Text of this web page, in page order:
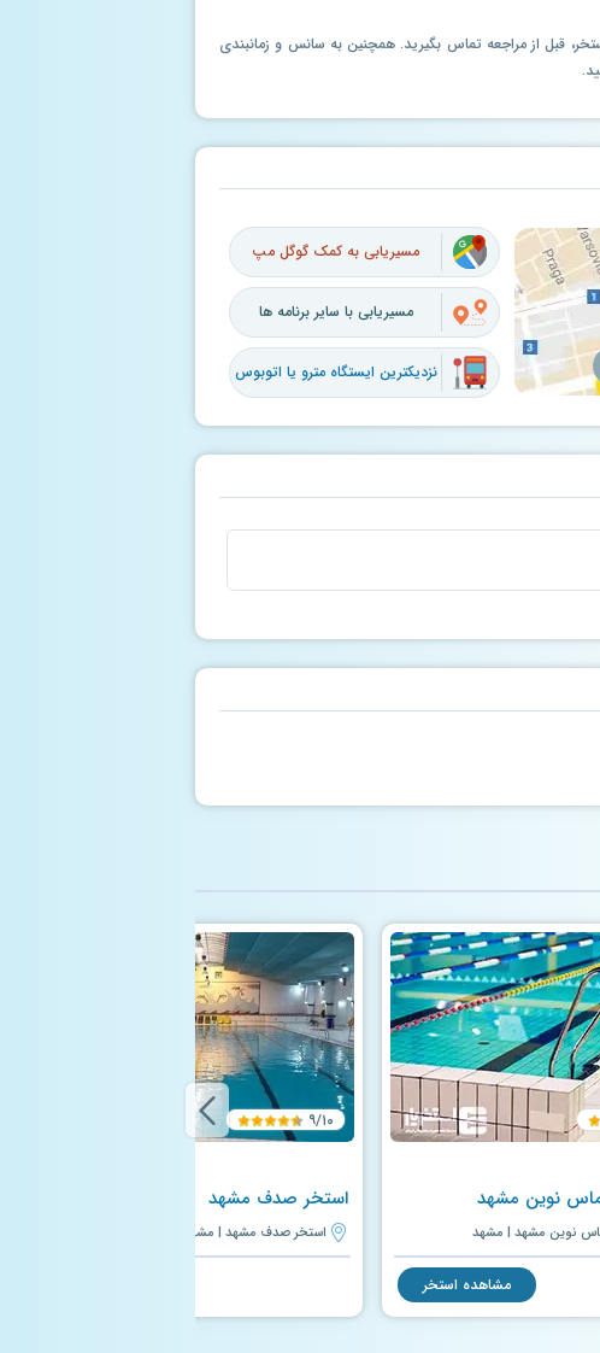
قبل از مراجعه تماس بگیرید. همچنین به سانس و زمانبندی
مسیریابی به کمک گوگل مپ
مسیریابی با سایر برنامه ها
نزدیکترین ایستگاه مترو یا اتوبوس
نوین مشهد
نوین مشهد | مشهد
مشاهده استخر
۹/۱۰
استخر صدف مشهد
استخر صدف مشهد | مشهد